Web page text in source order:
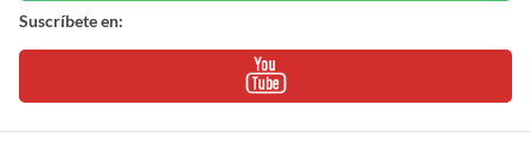
Suscríbete en: